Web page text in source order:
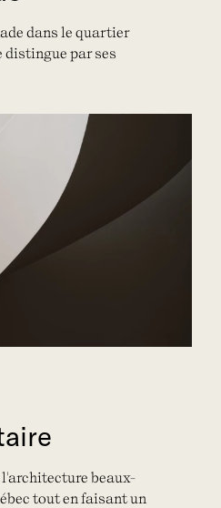
dans le quartier
par ses
beaux-
tout en faisant un